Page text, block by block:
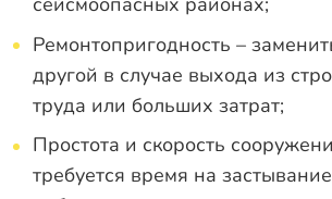
Ремонтопригодность –
другой в случае выхода из
труда или больших затрат;
Простота и скорость
требуется время на